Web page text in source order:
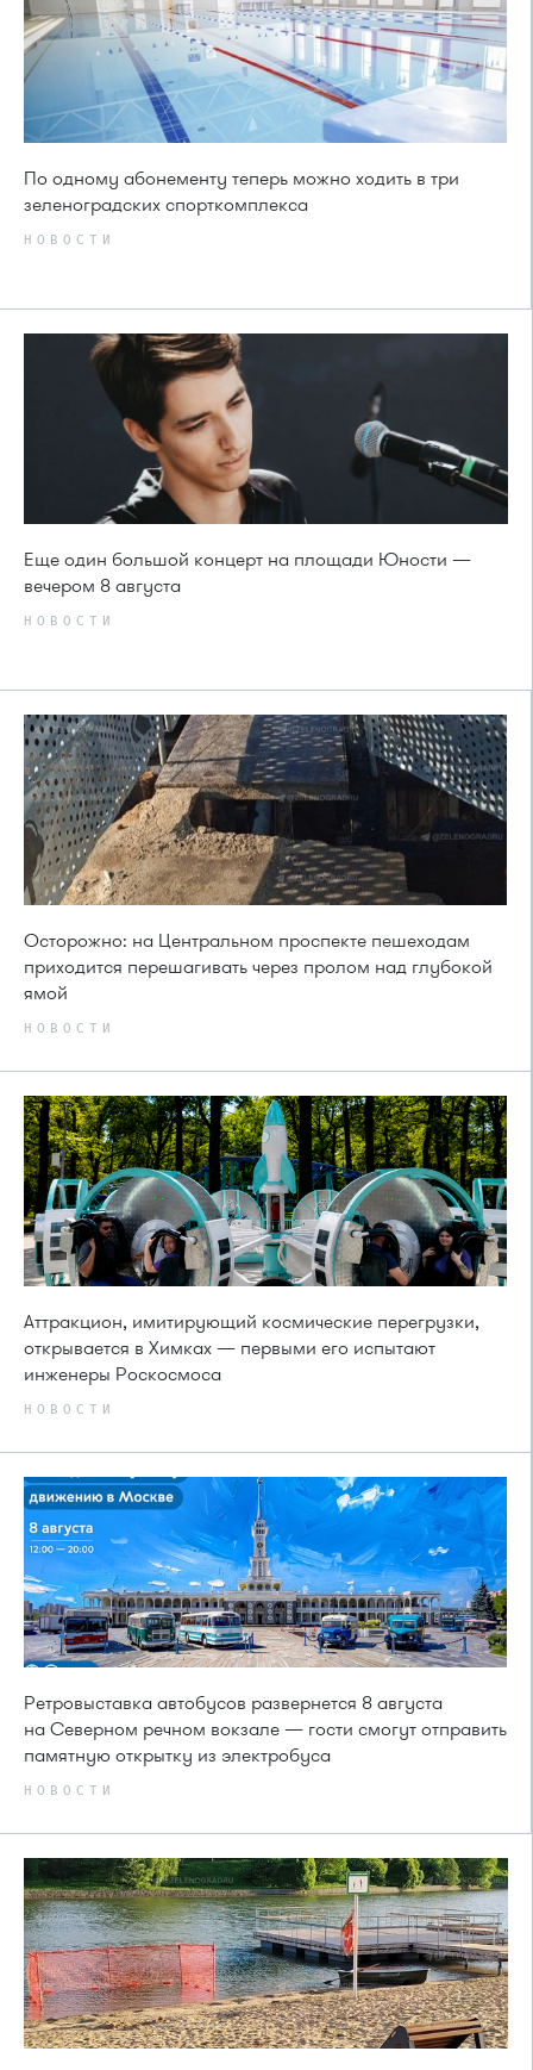
По одному абонементу теперь можно ходить в три
зеленоградских спорткомплекса
НОВОСТИ
Еще один большой концерт на площади Юности —
вечером 8 августа
НОВОСТИ
Осторожно: на Центральном проспекте пешеходам
приходится перешагивать через пролом над глубокой
ямой
НОВОСТИ
Аттракцион, имитирующий космические перегрузки,
открывается в Химках — первыми его испытают
инженеры Роскосмоса
НОВОСТИ
Ретровыставка автобусов развернется 8 августа
на Северном речном вокзале — гости смогут отправить
памятную открытку из электробуса
НОВОСТИ